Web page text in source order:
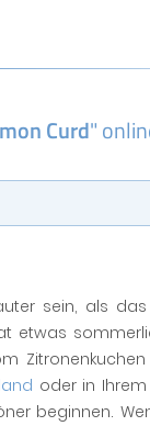
Curd"
sein, als
etwas
oder in Ihrem
beginnen.